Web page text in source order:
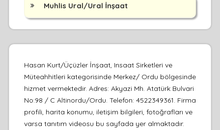
Muhlis Ural/Ural İnşaat
Hasan Kurt/Üçüzler İnşaat, Insaat Sirketleri ve
Müteahhitleri kategorisinde Merkez/ Ordu bölgesinde
hizmet vermektedir. Adres: Akyazi Mh. Atatürk Bulvari
No:98 / C Altinordu/Ordu. Telefon: 4522349361. Firma
profili, harita konumu, iletişim bilgileri, fotoğrafları ve
varsa tanıtım videosu bu sayfada yer almaktadır.